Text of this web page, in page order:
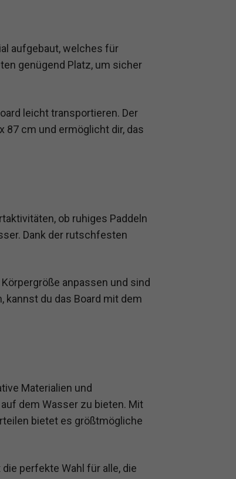
aufgebaut, welches für
genügend Platz, um sicher
leicht transportieren. Der
87 cm und ermöglicht dir, das
ob ruhiges Paddeln
Dank der rutschfesten
anpassen und sind
du das Board mit dem
Materialien und
dem Wasser zu bieten. Mit
bietet es größtmögliche
perfekte Wahl für alle, die